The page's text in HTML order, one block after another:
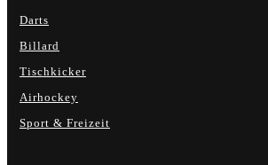
Darts
Billard
Tischkicker
Airhockey
Sport & Freizeit